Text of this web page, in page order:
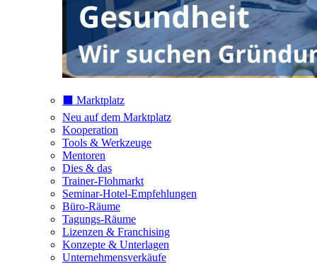
⬛️ Marktplatz
Neu auf dem Marktplatz
Kooperation
Tools & Werkzeuge
Mentoren
Dies & das
Trainer-Flohmarkt
Seminar-Hotel-Empfehlungen
Büro-Räume
Tagungs-Räume
Lizenzen & Franchising
Konzepte & Unterlagen
Unternehmensverkäufe